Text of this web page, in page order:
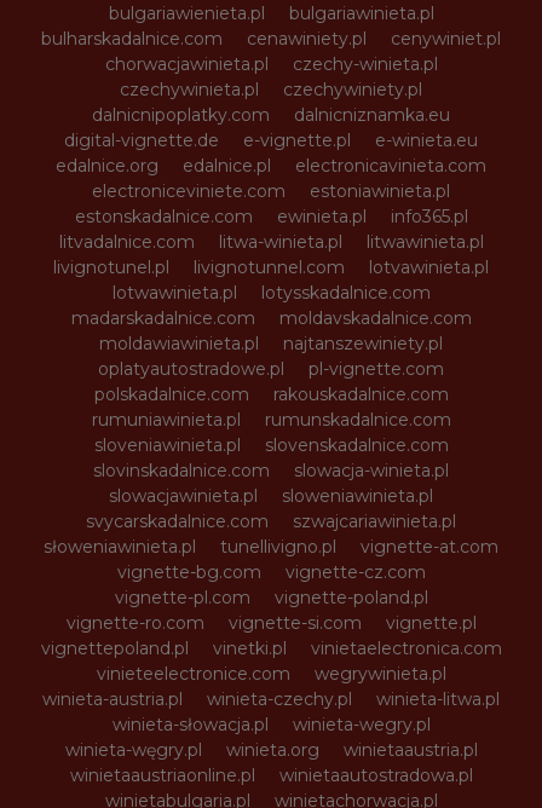
bulgariawienieta.pl
bulgariawinieta.pl
bulharskadalnice.com
cenawiniety.pl
cenywiniet.pl
chorwacjawinieta.pl
czechy-winieta.pl
czechywinieta.pl
czechywiniety.pl
dalnicnipoplatky.com
dalnicniznamka.eu
digital-vignette.de
e-vignette.pl
e-winieta.eu
edalnice.org
edalnice.pl
electronicavinieta.com
electroniceviniete.com
estoniawinieta.pl
estonskadalnice.com
ewinieta.pl
info365.pl
litvadalnice.com
litwa-winieta.pl
litwawinieta.pl
livignotunel.pl
livignotunnel.com
lotvawinieta.pl
lotwawinieta.pl
lotysskadalnice.com
madarskadalnice.com
moldavskadalnice.com
moldawiawinieta.pl
najtanszewiniety.pl
oplatyautostradowe.pl
pl-vignette.com
polskadalnice.com
rakouskadalnice.com
rumuniawinieta.pl
rumunskadalnice.com
sloveniawinieta.pl
slovenskadalnice.com
slovinskadalnice.com
slowacja-winieta.pl
slowacjawinieta.pl
sloweniawinieta.pl
svycarskadalnice.com
szwajcariawinieta.pl
słoweniawinieta.pl
tunellivigno.pl
vignette-at.com
vignette-bg.com
vignette-cz.com
vignette-pl.com
vignette-poland.pl
vignette-ro.com
vignette-si.com
vignette.pl
vignettepoland.pl
vinetki.pl
vinietaelectronica.com
vinieteelectronice.com
wegrywinieta.pl
winieta-austria.pl
winieta-czechy.pl
winieta-litwa.pl
winieta-słowacja.pl
winieta-wegry.pl
winieta-węgry.pl
winieta.org
winietaaustria.pl
winietaaustriaonline.pl
winietaautostradowa.pl
winietabulgaria.pl
winietachorwacja.pl